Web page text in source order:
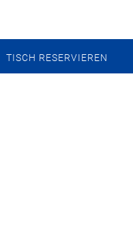
TISCH RESERVIEREN